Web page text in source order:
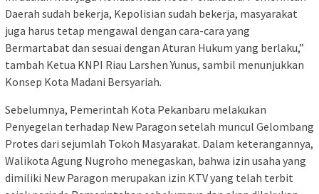
Daerah sudah bekerja, Kepolisian sudah bekerja, masyarakat
juga harus tetap mengawal dengan cara-cara yang
Bermartabat dan sesuai dengan Aturan Hukum yang berlaku,”
tambah Ketua KNPI Riau Larshen Yunus, sambil menunjukkan
Konsep Kota Madani Bersyariah.
Sebelumnya, Pemerintah Kota Pekanbaru melakukan
Penyegelan terhadap New Paragon setelah muncul Gelombang
Protes dari sejumlah Tokoh Masyarakat. Dalam keterangannya,
Walikota Agung Nugroho menegaskan, bahwa izin usaha yang
dimiliki New Paragon merupakan izin KTV yang telah terbit